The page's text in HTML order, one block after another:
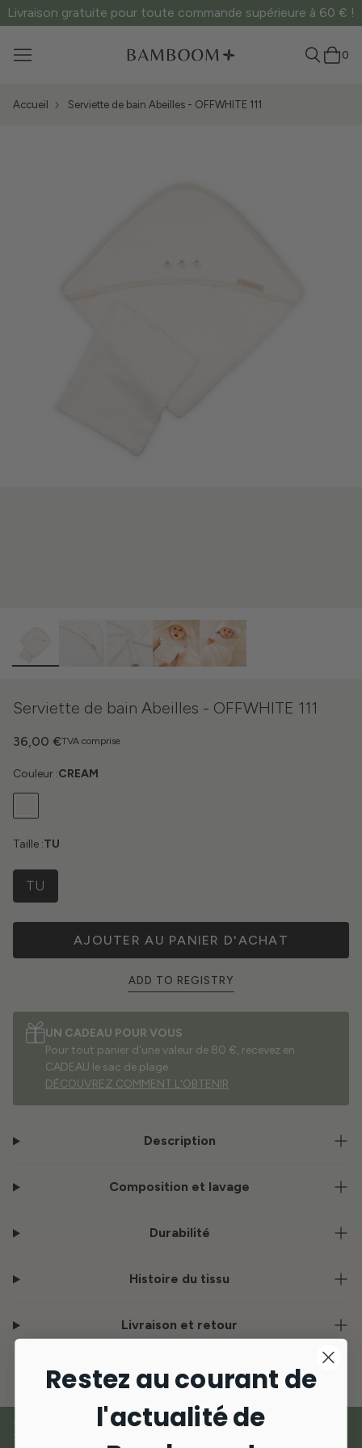
Livraison gratuite pour toute commande supérieure à 60 € !
0
Accueil Serviette de bain Abeilles - OFFWHITE 111
Serviette de bain Abeilles - OFFWHITE 111
TVA comprise
36,00 €
Couleur :CREAM
Taille :TU
TU
AJOUTER AU PANIER D'ACHAT
ADD TO REGISTRY
UN CADEAU POUR VOUS
Pour tout panier d'une valeur de 80 €, recevez en
CADEAU le sac de plage.
DÉCOUVREZ COMMENT L'OBTENIR
Description
Composition et lavage
Durabilité
Histoire du tissu
Livraison et retour
NOS MATÉRIAUX
Restez au courant de
l'actualité de